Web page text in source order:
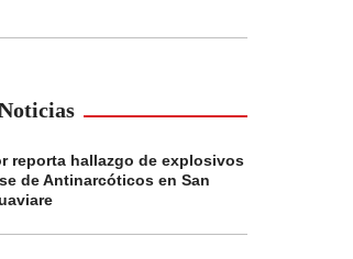
reporta hallazgo de explosivos
de Antinarcóticos en San